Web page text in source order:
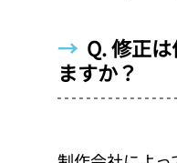
→ Q. 修正
ますか？